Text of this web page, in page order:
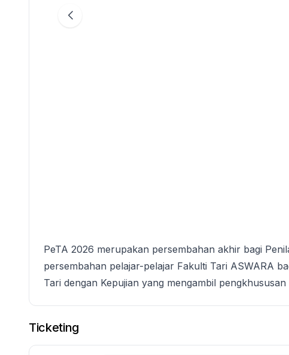
PeTA 2026 merupakan persembahan akhir bagi
persembahan pelajar-pelajar Fakulti Tari ASWARA
Tari dengan Kepujian yang mengambil
Ticketing